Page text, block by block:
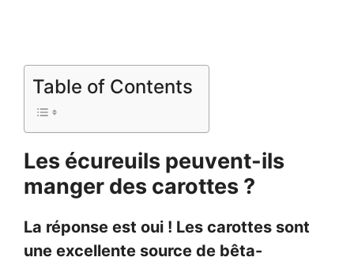
Table of Contents
Les écureuils peuvent-ils
manger des carottes ?
La réponse est oui ! Les carottes sont
une excellente source de bêta-